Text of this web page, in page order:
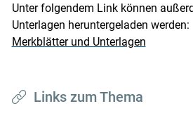
Unter folgendem Link können
Unterlagen heruntergeladen werden:
Merkblätter und Unterlagen
Links zum Thema